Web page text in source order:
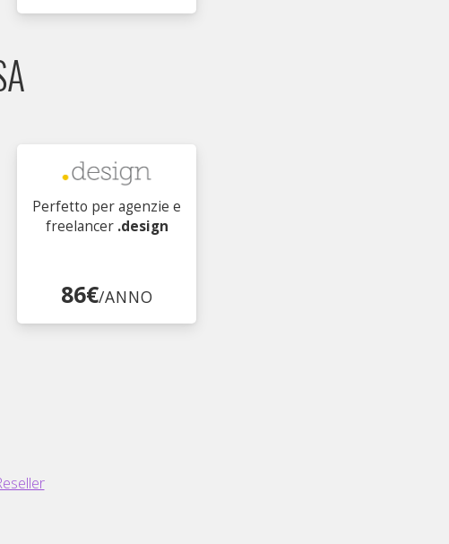
Perfetto per agenzie e
freelancer .design
86€/ANNO